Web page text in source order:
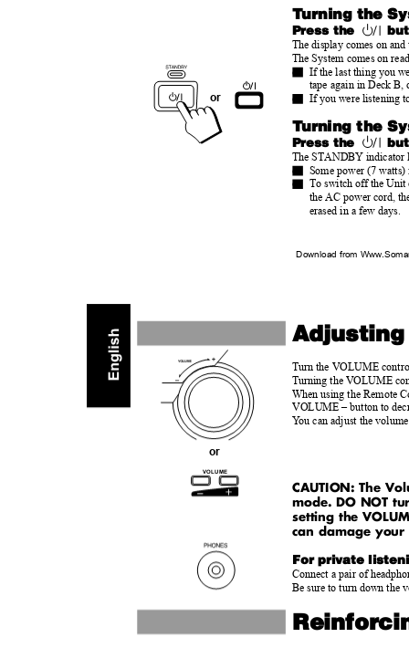
Turning the
Press the
The display comes on
The System comes on
o
o
If the last thing you
tape again in Deck B,
If you were listening
or
Turning the
Press the
The STANDBY indicator
o
o
Some power (7
To switch off the
the AC power cord,
erased in a few days.
Download from
Turn the VOLUME
Turning the VOLUME
When using the Remote
VOLUME – button to
You can adjust the
or
VOLUME
CAUTION: The
mode. DO NOT
setting the
can damage
For private
Connect a pair of
Be sure to turn down the